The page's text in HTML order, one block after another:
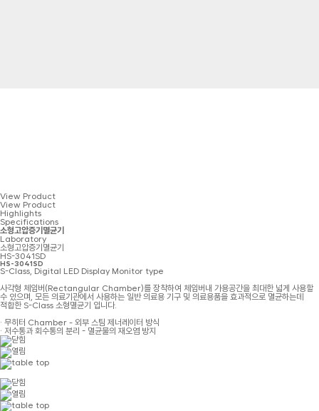
View Product
View Product
Highlights
Specifications
소형고압증기멸균기
Laboratory
소형고압증기멸균기
HS-3041SD
HS-3041SD
S-Class, Digital LED Display Monitor type
사각형 체임버(Rectangular Chamber)를 장착하여 체임버내 가용공간을 최대한 넓게 사용할
수 있으며, 모든 의료기관에서 사용하는 일반 의료용 기구 및 의료용품을 효과적으로 멸균하는데
적합한 S-Class 소형멸균기 입니다.
· 무히터 Chamber - 외부 스팀 제너레이터 방식
· 저수통과 회수통의 분리 - 멸균물의 재오염 방지